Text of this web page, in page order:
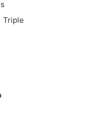
Triple